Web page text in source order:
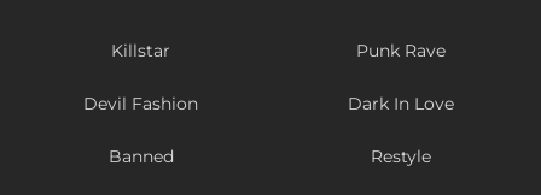
Killstar Punk Rave
Devil Fashion Dark In Love
Banned Restyle